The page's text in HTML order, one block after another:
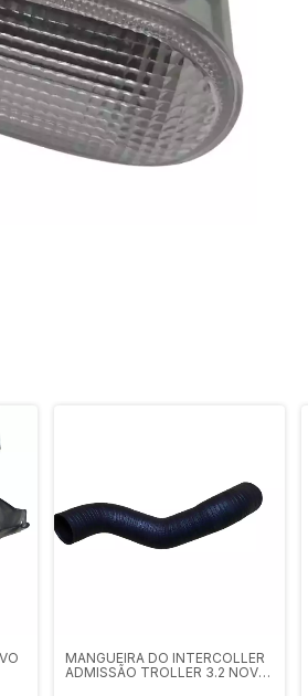
MANGUEIRA DO INTERCOLLER
ADMISSÃO TROLLER 3.2 NOVO